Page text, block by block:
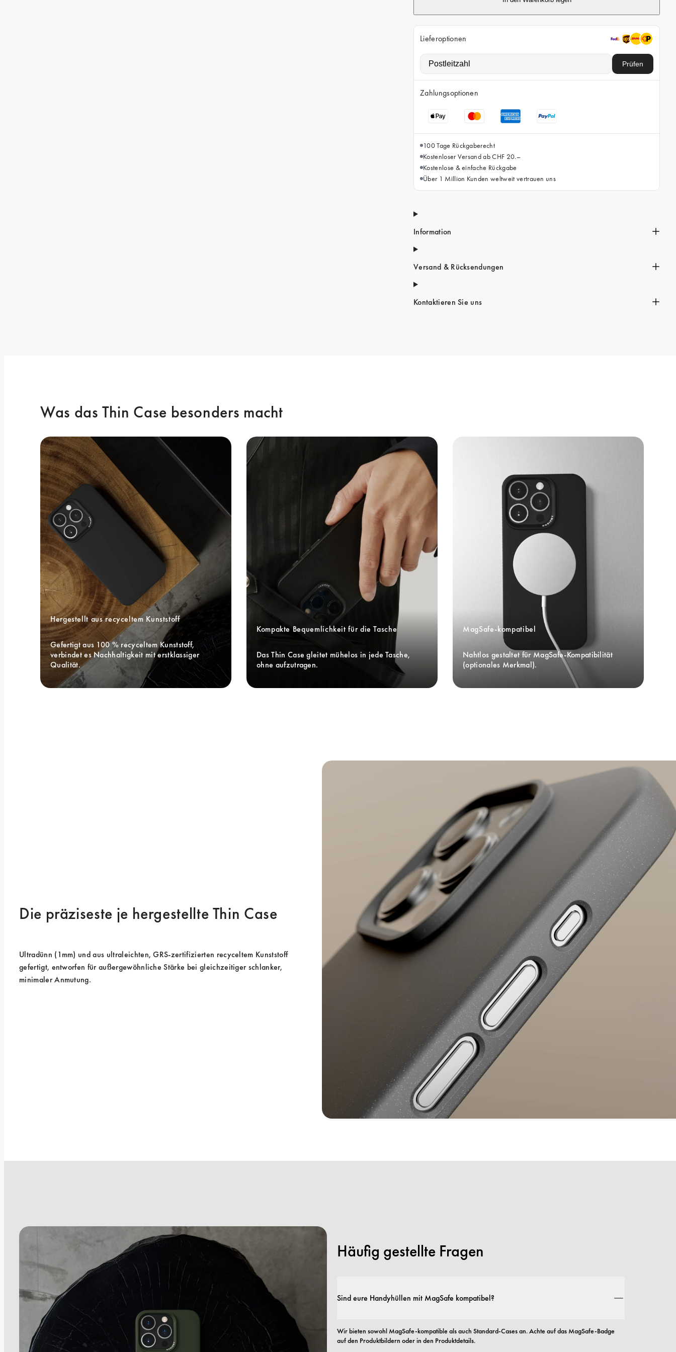
e
i
s
Lieferoptionen
Prüfen
Zahlungsoptionen
100 Tage Rückgaberecht
Kostenloser Versand ab CHF 20.–
Kostenlose & einfache Rückgabe
Über 1 Million Kunden weltweit vertrauen uns
Information
Versand & Rücksendungen
Kontaktieren Sie uns
Was das Thin Case besonders macht
Hergestellt aus recyceltem Kunststoff
Gefertigt aus 100 % recyceltem Kunststoff,
verbindet es Nachhaltigkeit mit erstklassiger
Qualität.
Kompakte Bequemlichkeit für die Tasche
Das Thin Case gleitet mühelos in jede Tasche,
ohne aufzutragen.
MagSafe-kompatibel
Nahtlos gestaltet für MagSafe-Kompatibilität
(optionales Merkmal).
Die präziseste je hergestellte Thin Case
Ultradünn (1mm) und aus ultraleichten, GRS-zertifizierten recyceltem Kunststoff
gefertigt, entworfen für außergewöhnliche Stärke bei gleichzeitiger schlanker,
minimaler Anmutung.
Häufig gestellte Fragen
Sind eure Handyhüllen mit MagSafe kompatibel?
Wir bieten sowohl MagSafe-kompatible als auch Standard-Cases an. Achte auf das MagSafe-Badge
auf den Produktbildern oder in den Produktdetails.